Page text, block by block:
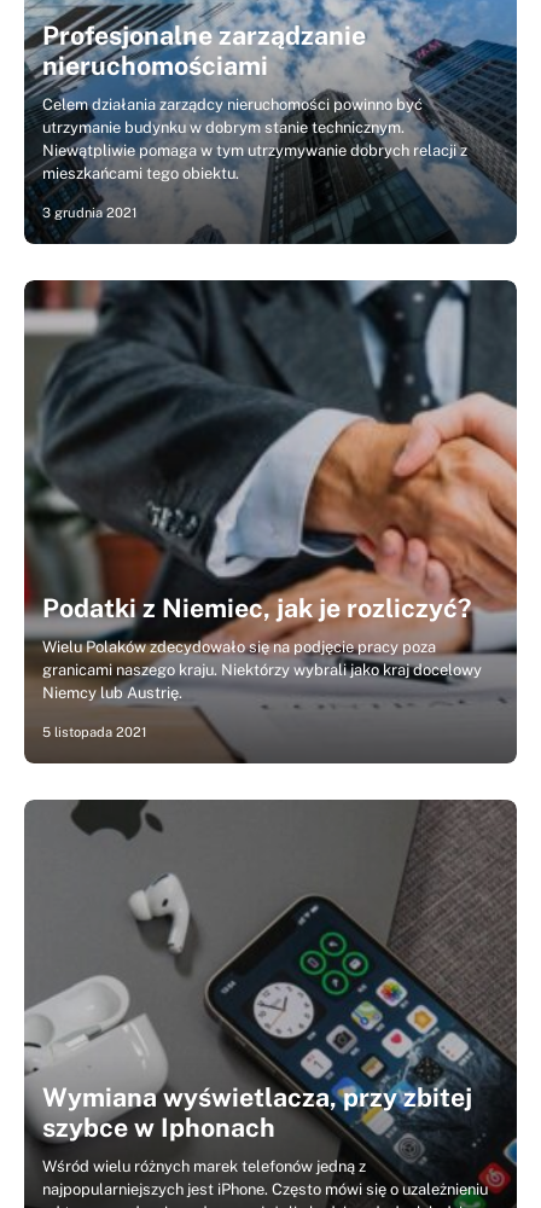
Profesjonalne zarządzanie
nieruchomościami
Celem działania zarządcy nieruchomości powinno być
utrzymanie budynku w dobrym stanie technicznym.
Niewątpliwie pomaga w tym utrzymywanie dobrych relacji z
mieszkańcami tego obiektu.
3 grudnia 2021
Podatki z Niemiec, jak je rozliczyć?
Wielu Polaków zdecydowało się na podjęcie pracy poza
granicami naszego kraju. Niektórzy wybrali jako kraj docelowy
Niemcy lub Austrię.
5 listopada 2021
Wymiana wyświetlacza, przy zbitej
szybce w Iphonach
Wśród wielu różnych marek telefonów jedną z
najpopularniejszych jest iPhone. Często mówi się o uzależnieniu